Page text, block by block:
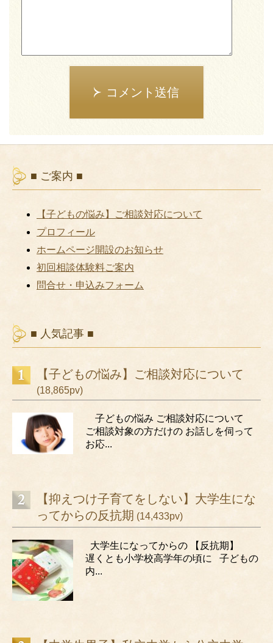
コメント送信
■ ご案内 ■
【子どもの悩み】ご相談対応について
プロフィール
ホームページ開設のお知らせ
初回相談体験料ご案内
問合せ・申込みフォーム
■ 人気記事 ■
【子どもの悩み】ご相談対応について
(18,865pv)
子どもの悩み ご相談対応について
ご相談対象の方だけの お話しを伺って
お応...
【抑えつけ子育てをしない】大学生にな
ってからの反抗期 (14,433pv)
大学生になってからの 【反抗期】
遅くとも小学校高学年の頃に 子どもの
内...